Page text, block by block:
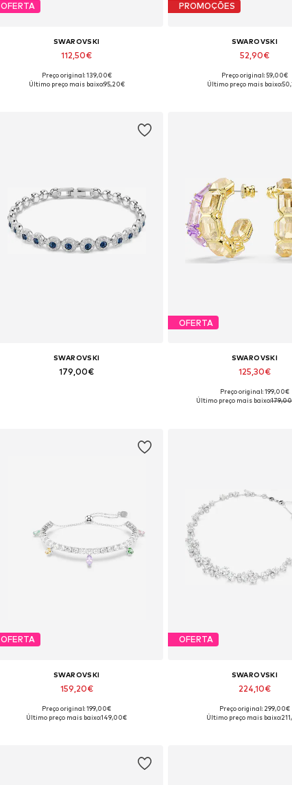
OFERTA
SWAROVSKI
112,50€
Tamanhos disponíveis: One Size
Preço original: 139,00€
Último preço mais baixo:95,20€
PROMOÇÕES
SWAROVSKI
52,90€
Tamanhos disponíveis:
Preço original: 59,00€
Último preço mais baixo:
SWAROVSKI
179,00€
OFERTA
SWAROVSKI
125,30€
Tamanhos disponíveis:
Preço original: 199,00€
Último preço mais baixo:
OFERTA
SWAROVSKI
159,20€
Tamanhos disponíveis: One Size
Preço original: 199,00€
Último preço mais baixo:149,00€
OFERTA
SWAROVSKI
224,10€
Tamanhos disponíveis:
Preço original: 299,00€
Último preço mais baixo: